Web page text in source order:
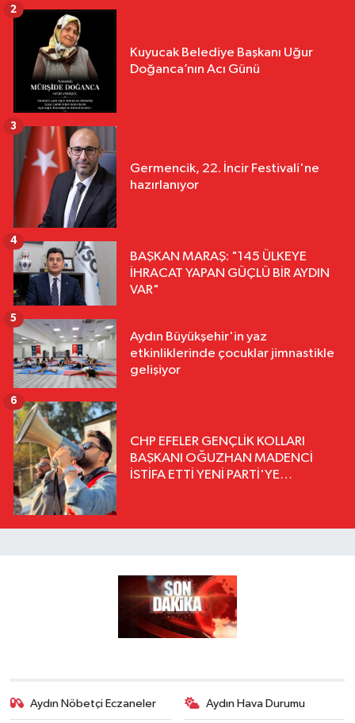
Kuyucak Belediye Başkanı Uğur
Doğanca’nın Acı Günü
2
Germencik, 22. İncir Festivali'ne
hazırlanıyor
3
BAŞKAN MARAŞ: "145 ÜLKEYE
İHRACAT YAPAN GÜÇLÜ BİR AYDIN
VAR"
4
Aydın Büyükşehir'in yaz
etkinliklerinde çocuklar jimnastikle
gelişiyor
5
CHP EFELER GENÇLİK KOLLARI
BAŞKANI OĞUZHAN MADENCİ
İSTİFA ETTİ YENİ PARTİ'YE
6
Aydın Nöbetçi Eczaneler Aydın Hava Durumu